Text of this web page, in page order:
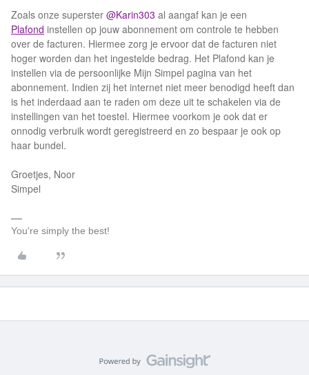
Zoals onze superster @Karin303 al aangaf kan je een
Plafond instellen op jouw abonnement om controle te hebben
over de facturen. Hiermee zorg je ervoor dat de facturen niet
hoger worden dan het ingestelde bedrag. Het Plafond kan je
instellen via de persoonlijke Mijn Simpel pagina van het
abonnement. Indien zij het internet niet meer benodigd heeft dan
is het inderdaad aan te raden om deze uit te schakelen via de
instellingen van het toestel. Hiermee voorkom je ook dat er
onnodig verbruik wordt geregistreerd en zo bespaar je ook op
haar bundel.
Groetjes, Noor
Simpel
You're simply the best!